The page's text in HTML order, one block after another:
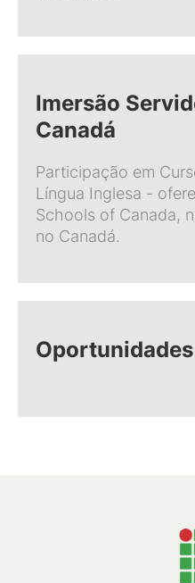
Imersão
Canadá
Participação em
Língua Inglesa -
Schools of Canada,
no Canadá.
Oportunidades